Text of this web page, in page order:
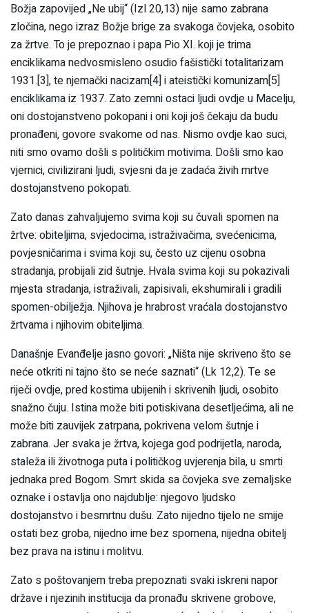
Božja zapovijed „Ne ubij“ (Izl 20,13) nije samo zabrana
zločina, nego izraz Božje brige za svakoga čovjeka, osobito
za žrtve. To je prepoznao i papa Pio XI. koji je trima
enciklikama nedvosmisleno osudio fašistički totalitarizam
1931.[3], te njemački nacizam[4] i ateistički komunizam[5]
enciklikama iz 1937. Zato zemni ostaci ljudi ovdje u Macelju,
oni dostojanstveno pokopani i oni koji još čekaju da budu
pronađeni, govore svakome od nas. Nismo ovdje kao suci,
niti smo ovamo došli s političkim motivima. Došli smo kao
vjernici, civilizirani ljudi, svjesni da je zadaća živih mrtve
dostojanstveno pokopati.
Zato danas zahvaljujemo svima koji su čuvali spomen na
žrtve: obiteljima, svjedocima, istraživačima, svećenicima,
povjesničarima i svima koji su, često uz cijenu osobna
stradanja, probijali zid šutnje. Hvala svima koji su pokazivali
mjesta stradanja, istraživali, zapisivali, ekshumirali i gradili
spomen-obilježja. Njihova je hrabrost vraćala dostojanstvo
žrtvama i njihovim obiteljima.
Današnje Evanđelje jasno govori: „Ništa nije skriveno što se
neće otkriti ni tajno što se neće saznati“ (Lk 12,2). Te se
riječi ovdje, pred kostima ubijenih i skrivenih ljudi, osobito
snažno čuju. Istina može biti potiskivana desetljećima, ali ne
može biti zauvijek zatrpana, pokrivena velom šutnje i
zabrana. Jer svaka je žrtva, kojega god podrijetla, naroda,
staleža ili životnoga puta i političkog uvjerenja bila, u smrti
jednaka pred Bogom. Smrt skida sa čovjeka sve zemaljske
oznake i ostavlja ono najdublje: njegovo ljudsko
dostojanstvo i besmrtnu dušu. Zato nijedno tijelo ne smije
ostati bez groba, nijedno ime bez spomena, nijedna obitelj
bez prava na istinu i molitvu.
Zato s poštovanjem treba prepoznati svaki iskreni napor
države i njezinih institucija da pronađu skrivene grobove,